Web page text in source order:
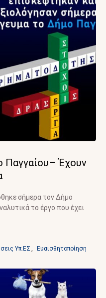
Παγγαίου– Έχουν
σήμερα τον Δήμο
το έργο που έχει
Υπ.ΕΣ , Ευαισθητοποίηση